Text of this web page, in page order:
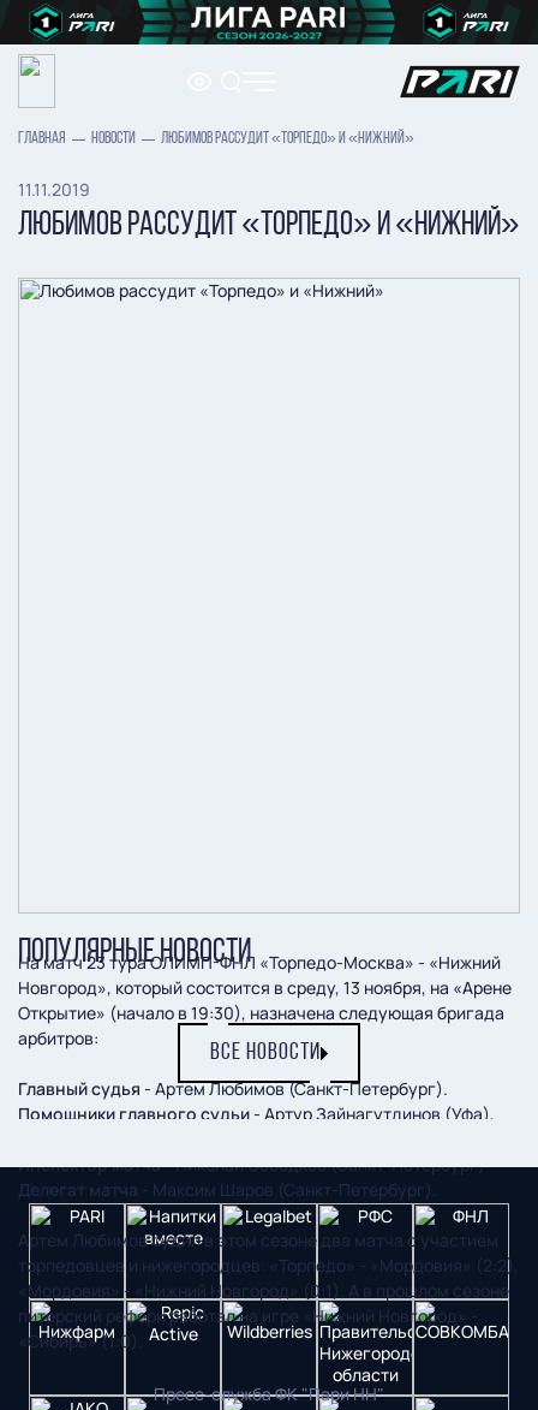
ГЛАВНАЯ НОВОСТИ ЛЮБИМОВ РАССУДИТ «ТОРПЕДО» И «НИЖНИЙ»
11.11.2019
ЛЮБИМОВ РАССУДИТ «ТОРПЕДО» И «НИЖНИЙ»
На матч 23 тура ОЛИМП-ФНЛ «Торпедо-Москва» - «Нижний
Новгород», который состоится в среду, 13 ноября, на «Арене
Открытие» (начало в 19:30), назначена следующая бригада
арбитров:
Главный судья - Артем Любимов (Санкт-Петербург).
Помощники главного судьи- Артур Зайнагутдинов (Уфа),
Инспектор матча- Николай Объедков (Санкт-Петербург)
Делегат матча - Максим Шаров (Санкт-Петербург).
Артем Любимов судил в этом сезоне два матча с участием
торпедовцев и нижегородцев: «Торпедо» - «Мордовия» (2:2),
«Мордовия» - «Нижний Новгород» (0:1). А в прошлом сезоне
питерский рефери работал на игре «Нижний Новгород» -
«Сибирь» (1:0).
Пресс-служба ФК "Пари НН"
ПОПУЛЯРНЫЕ НОВОСТИ
ВСЕ НОВОСТИ